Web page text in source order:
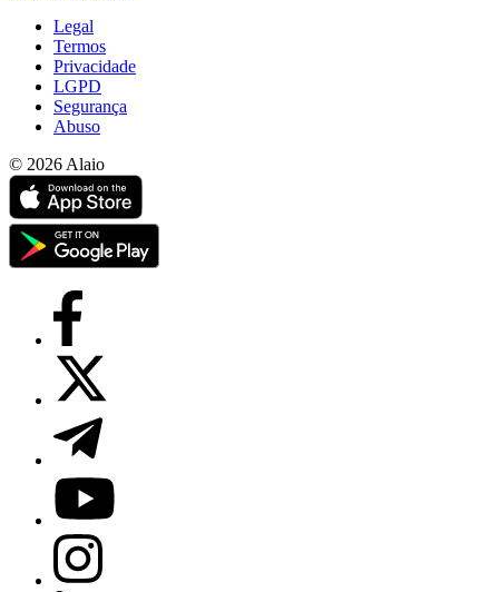
Legal
Termos
Privacidade
LGPD
Segurança
Abuso
© 2026 Alaio